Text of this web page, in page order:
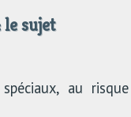
le sujet
au risque